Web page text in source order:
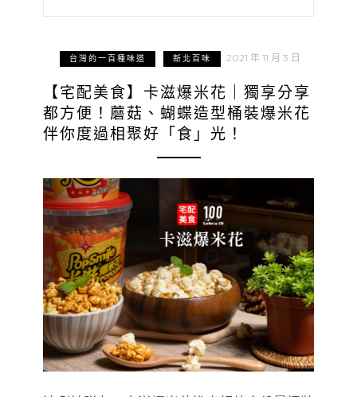
台灣的一百種味道 新北百味 2021 年 11 月 3 日
【宅配美食】卡滋爆米花｜獨享分享
都方便！蘑菇、蝴蝶造型桶裝爆米花
伴你度過相聚好「食」光！